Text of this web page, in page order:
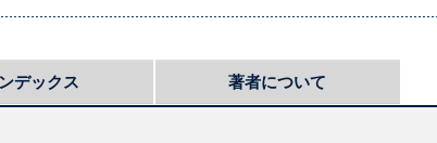
デックス 著者について